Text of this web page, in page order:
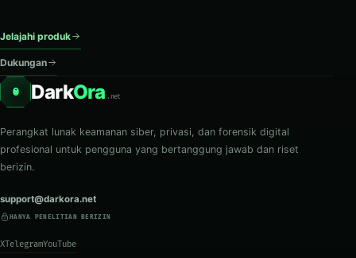
Jelajahi produk
Dukungan
O DarkOra .net
Perangkat lunak keamanan siber, privasi, dan forensik digital
profesional untuk pengguna yang bertanggung jawab dan riset
berizin.
support@darkora.net
HANYA PENELITIAN BERIZIN
XTelegramYouTube